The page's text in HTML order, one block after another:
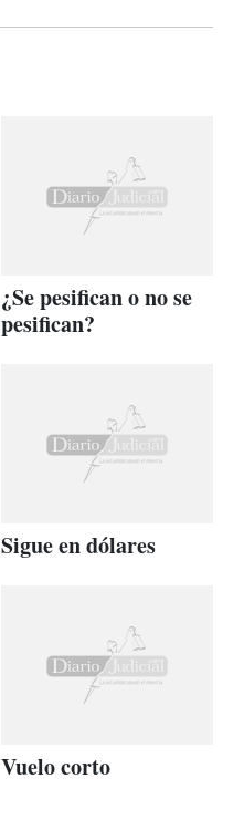
¿Se pesifican o no se
pesifican?
Sigue en dólares
Vuelo corto